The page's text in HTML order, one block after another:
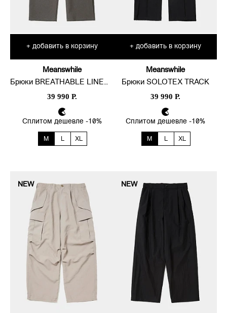
+ добавить в корзину
Meanswhile
Брюки BREATHABLE LINEN EASY
39 990 Р.
Сплитом дешевле -10%
M L XL
+ добавить в корзину
Meanswhile
Брюки SOLOTEX TRACK
39 990 Р.
Сплитом дешевле -10%
M L XL
NEW NEW